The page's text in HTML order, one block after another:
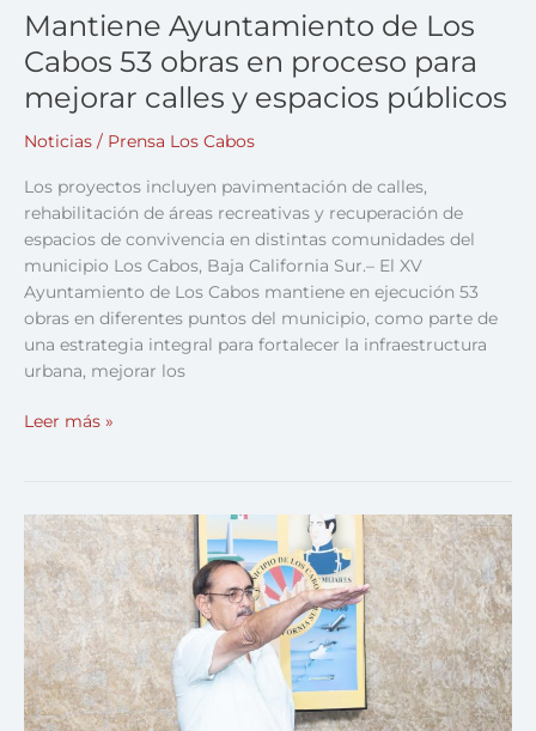
Mantiene Ayuntamiento de Los
Cabos 53 obras en proceso para
mejorar calles y espacios públicos
Noticias / Prensa Los Cabos
Los proyectos incluyen pavimentación de calles,
rehabilitación de áreas recreativas y recuperación de
espacios de convivencia en distintas comunidades del
municipio Los Cabos, Baja California Sur.– El XV
Ayuntamiento de Los Cabos mantiene en ejecución 53
obras en diferentes puntos del municipio, como parte de
una estrategia integral para fortalecer la infraestructura
urbana, mejorar los
calles
y
espacios
públicos
Leer más »
Cabildo
de
Los
Cabos
ratifica
a
Arturo
Sandoval